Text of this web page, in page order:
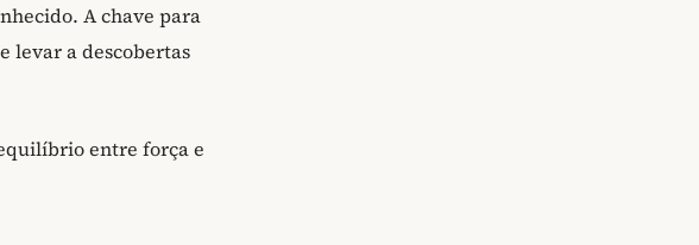
A chave para
levar a descobertas
entre força e